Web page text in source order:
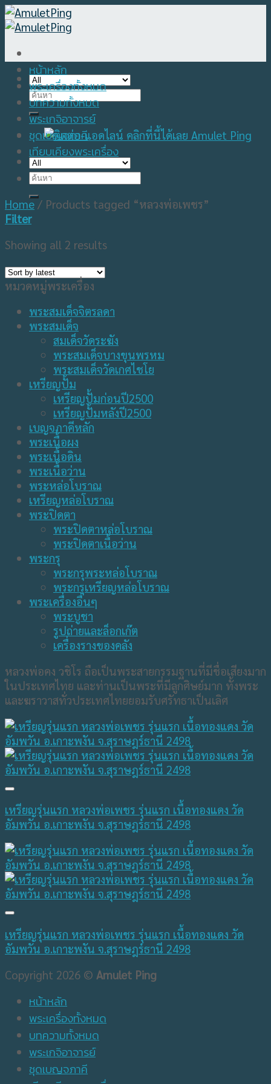
Skip
to
Search
for:
Search
หน้าหลัก
พระเครื่องทั้งหมด
บทความทั้งหมด
พระเกจิอาจารย์
ชุดเบญจภาคี
เทียบเคียงพระเครื่อง
Home / Products tagged “หลวงพ่อเพชร”
Filter
Showing all 2 results
หมวดหมู่พระเครื่อง
พระสมเด็จจิตรลดา
พระสมเด็จ
สมเด็จวัดระฆัง
พระสมเด็จบางขุนพรหม
พระสมเด็จวัดเกศไชโย
เหรียญปั้ม
เหรียญปั้มก่อนปี2500
เหรียญปั้มหลังปี2500
เบญจภาคีหลัก
พระเนื้อผง
พระเนื้อดิน
พระเนื้อว่าน
พระหล่อโบราณ
เหรียญหล่อโบราณ
พระปิดตา
พระปิดตาหล่อโบราณ
พระปิดตาเนื้อว่าน
พระกรุ
พระกรุพระหล่อโบราณ
พระกรุเหรียญหล่อโบราณ
พระเครื่องอื่นๆ
พระบูชา
รูปถ่ายและล็อกเก๊ต
เครื่องรางของคลัง
หลวงพ่อคง วชิโร ถือเป็นพระสายกรรมฐานที่มีชื่อเสียงมาก
ในประเทศไทย และท่านเป็นพระที่มีลูกศิษย์มาก ทั้งพระ
และฆราวาสทั่วประเทศไทยยอมรับศรัทธาเป็นเลิศ
เหรียญรุ่นแรก หลวงพ่อเพชร รุ่นแรก เนื้อทองแดง วัด
อัมพวัน อ.เกาะพงัน จ.สุราษฎร์ธานี 2498
เหรียญรุ่นแรก หลวงพ่อเพชร รุ่นแรก เนื้อทองแดง วัด
อัมพวัน อ.เกาะพงัน จ.สุราษฎร์ธานี 2498
Copyright 2026 © Amulet Ping
หน้าหลัก
พระเครื่องทั้งหมด
บทความทั้งหมด
พระเกจิอาจารย์
ชุดเบญจภาคี